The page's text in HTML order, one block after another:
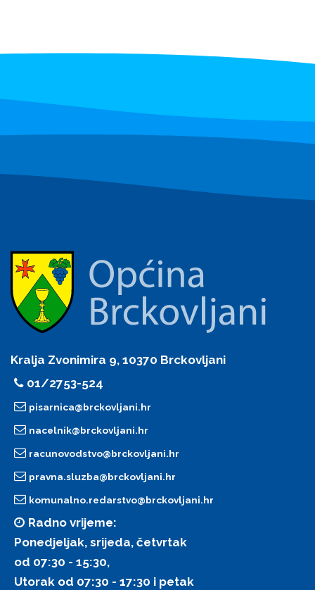
Kralja Zvonimira 9, 10370 Brckovljani
01/2753-524
pisarnica@brckovljani.hr
nacelnik@brckovljani.hr
racunovodstvo@brckovljani.hr
pravna.sluzba@brckovljani.hr
komunalno.redarstvo@brckovljani.hr
Radno vrijeme:
Ponedjeljak, srijeda, četvrtak
od 07:30 - 15:30,
Utorak od 07:30 - 17:30 i petak